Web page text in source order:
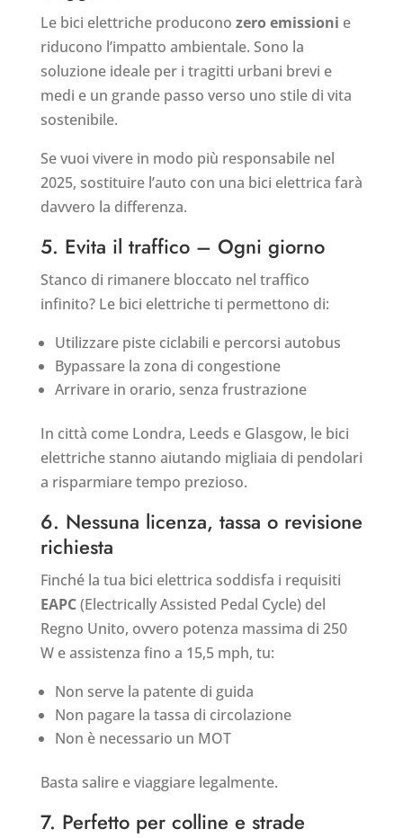
Le bici elettriche producono zero emissioni e
riducono l’impatto ambientale. Sono la
soluzione ideale per i tragitti urbani brevi e
medi e un grande passo verso uno stile di vita
sostenibile.
Se vuoi vivere in modo più responsabile nel
2025, sostituire l’auto con una bici elettrica farà
davvero la differenza.
5. Evita il traffico – Ogni giorno
Stanco di rimanere bloccato nel traffico
infinito? Le bici elettriche ti permettono di:
Utilizzare piste ciclabili e percorsi autobus
Bypassare la zona di congestione
Arrivare in orario, senza frustrazione
In città come Londra, Leeds e Glasgow, le bici
elettriche stanno aiutando migliaia di pendolari
a risparmiare tempo prezioso.
6. Nessuna licenza, tassa o revisione
richiesta
Finché la tua bici elettrica soddisfa i requisiti
EAPC(Electrically Assisted Pedal Cycle) del
Regno Unito, ovvero potenza massima di 250
W e assistenza fino a 15,5 mph, tu:
Non serve la patente di guida
Non pagare la tassa di circolazione
Non è necessario un MOT
Basta salire e viaggiare legalmente.
7. Perfetto per colline e strade